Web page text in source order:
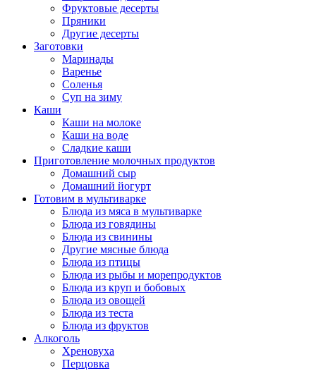
Фруктовые десерты
Пряники
Другие десерты
Заготовки
Маринады
Варенье
Соленья
Суп на зиму
Каши
Каши на молоке
Каши на воде
Сладкие каши
Приготовление молочных продуктов
Домашний сыр
Домашний йогурт
Готовим в мультиварке
Блюда из мяса в мультиварке
Блюда из говядины
Блюда из свинины
Другие мясные блюда
Блюда из птицы
Блюда из рыбы и морепродуктов
Блюда из круп и бобовых
Блюда из овощей
Блюда из теста
Блюда из фруктов
Алкоголь
Хреновуха
Перцовка